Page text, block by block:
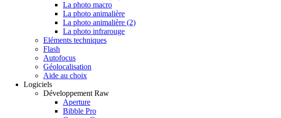
La photo macro
La photo animalière
La photo animalière (2)
La photo infrarouge
Eléments techniques
Flash
Autofocus
Géolocalisation
Aide au choix
Logiciels
Développement Raw
Aperture
Bibble Pro